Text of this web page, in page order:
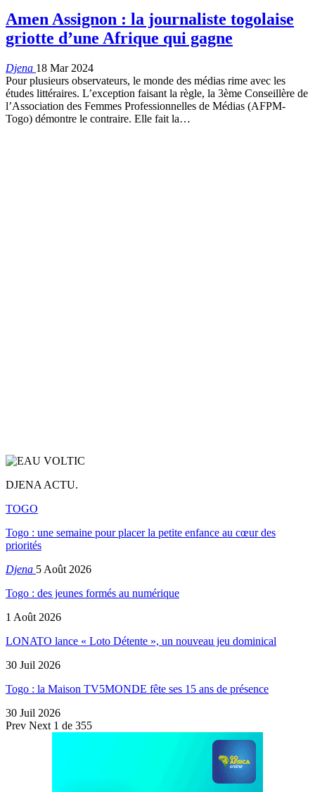
Amen Assignon : la journaliste togolaise
griotte d’une Afrique qui gagne
Djena 18 Mar 2024
Pour plusieurs observateurs, le monde des médias rime avec les
études littéraires. L’exception faisant la règle, la 3ème Conseillère de
l’Association des Femmes Professionnelles de Médias (AFPM-
Togo) démontre le contraire. Elle fait la…
DJENA ACTU.
TOGO
Togo : une semaine pour placer la petite enfance au cœur des
priorités
Djena 5 Août 2026
Togo : des jeunes formés au numérique
1 Août 2026
LONATO lance « Loto Détente », un nouveau jeu dominical
30 Juil 2026
Togo : la Maison TV5MONDE fête ses 15 ans de présence
30 Juil 2026
Prev Next 1 de 355